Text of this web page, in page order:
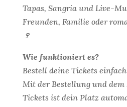
Tapas, Sangria und Live-
Freunden, Familie oder
🍷
Wie funktioniert es?
Bestell deine Tickets
Mit der Bestellung und
Tickets ist dein Platz